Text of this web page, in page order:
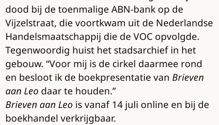
dood bij de toenmalige ABN-bank op de
Vijzelstraat, die voortkwam uit de Nederlandse
Handelsmaatschappij die de VOC opvolgde.
Tegenwoordig huist het stadsarchief in het
gebouw. “Voor mij is de cirkel daarmee rond
en besloot ik de boekpresentatie van Brieven
aan Leo daar te houden.”
Brieven aan Leo is vanaf 14 juli online en bij de
boekhandel verkrijgbaar.